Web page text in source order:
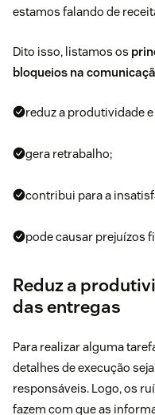
estamos falando de
Dito isso, listamos os
bloqueios na
reduz a produtividade
gera retrabalho;
contribui para a
pode causar prejuízos
Reduz a
das entregas
Para realizar alguma
detalhes de execução
responsáveis. Logo, os
fazem com que as